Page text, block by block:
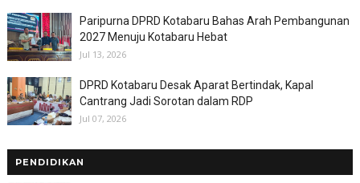
Paripurna DPRD Kotabaru Bahas Arah Pembangunan
2027 Menuju Kotabaru Hebat
Jul 13, 2026
DPRD Kotabaru Desak Aparat Bertindak, Kapal
Cantrang Jadi Sorotan dalam RDP
Jul 07, 2026
PENDIDIKAN